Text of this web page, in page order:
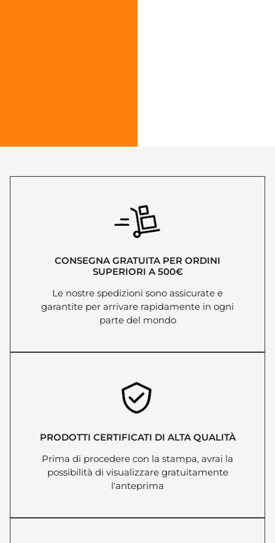
CONSEGNA GRATUITA PER ORDINI
SUPERIORI A 500€
Le nostre spedizioni sono assicurate e
garantite per arrivare rapidamente in ogni
parte del mondo
PRODOTTI CERTIFICATI DI ALTA QUALITÀ
Prima di procedere con la stampa, avrai la
possibilità di visualizzare gratuitamente
l'anteprima